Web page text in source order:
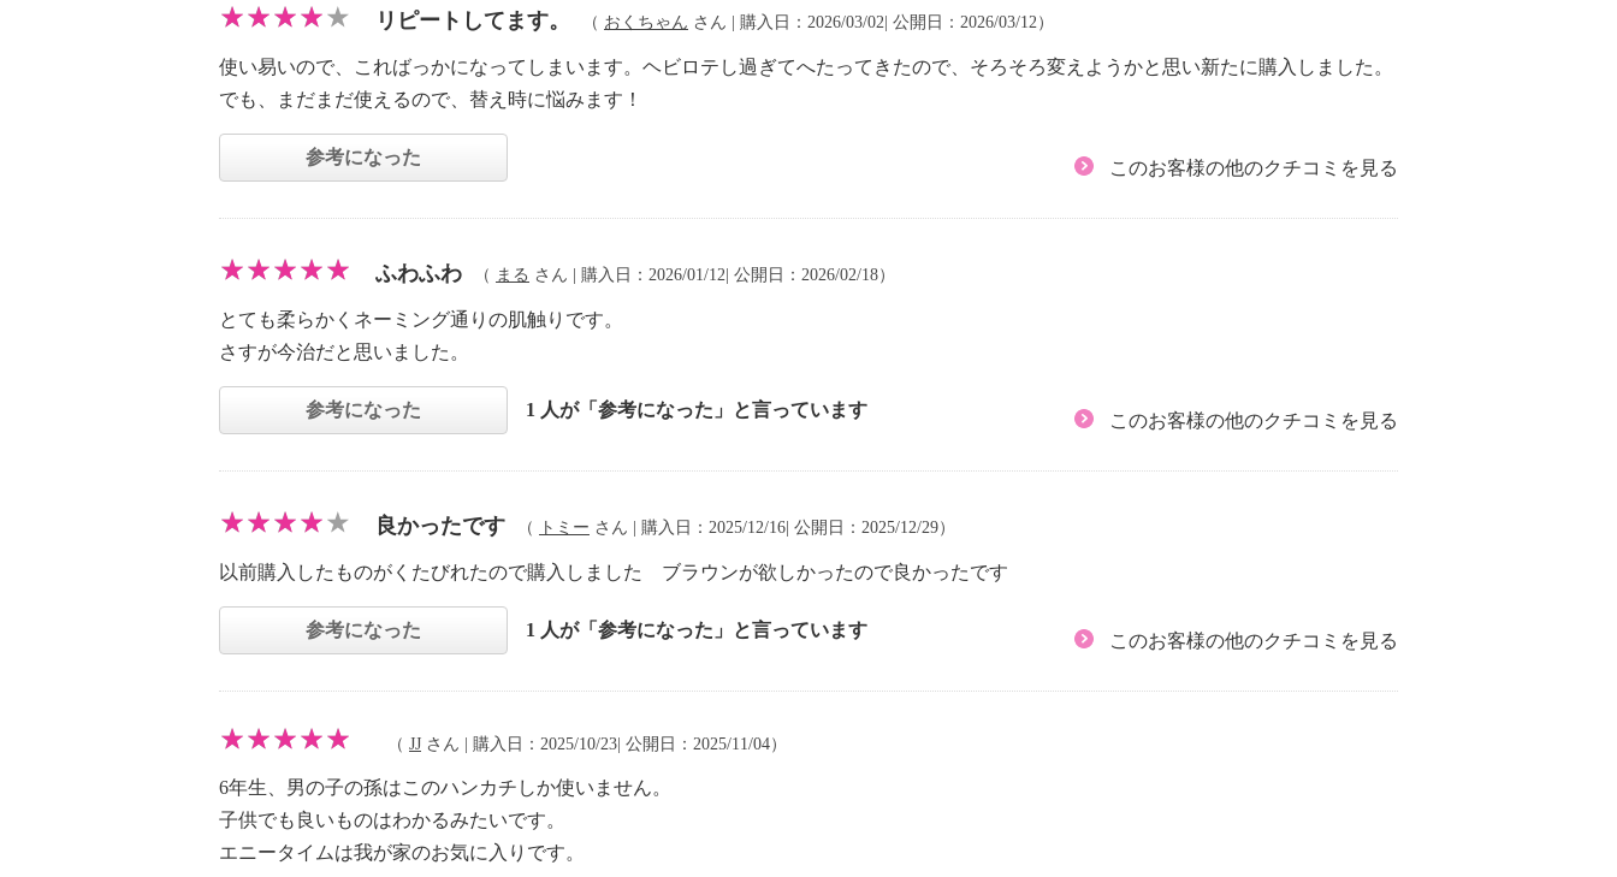
リピートしてます。 （ おくちゃん さん | 購入日：2026/03/02| 公開日：2026/03/12）
使い易いので、こればっかになってしまいます。ヘビロテし過ぎてへたってきたので、そろそろ変えようかと思い新たに購入しました。
でも、まだまだ使えるので、替え時に悩みます！
参考になった
このお客様の他のクチコミを見る
ふわふわ （ まる さん | 購入日：2026/01/12| 公開日：2026/02/18）
とても柔らかくネーミング通りの肌触りです。
さすが今治だと思いました。
参考になった 1 人が「参考になった」と言っています
このお客様の他のクチコミを見る
良かったです （ トミー さん | 購入日：2025/12/16| 公開日：2025/12/29）
以前購入したものがくたびれたので購入しました ブラウンが欲しかったので良かったです
参考になった 1 人が「参考になった」と言っています
このお客様の他のクチコミを見る
（ JJ さん | 購入日：2025/10/23| 公開日：2025/11/04）
6年生、男の子の孫はこのハンカチしか使いません。
子供でも良いものはわかるみたいです。
エニータイムは我が家のお気に入りです。